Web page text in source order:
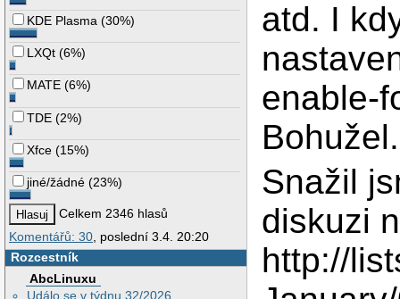
KDE Plasma (30%)
LXQt (6%)
MATE (6%)
TDE (2%)
Xfce (15%)
jiné/žádné (23%)
Celkem 2346 hlasů
Komentářů: 30 , poslední 3.4. 20:20
Rozcestník
AbcLinuxu
Událo se v týdnu 32/2026
atd. I
enable-
Bohužel.
Snažil
diskuzi
http://